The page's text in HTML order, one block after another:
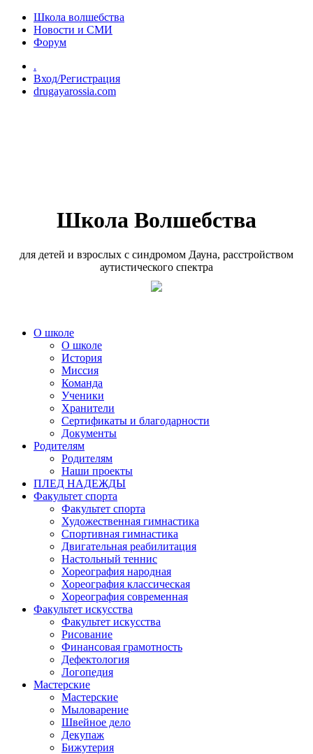
Перейти к основному содержанию
Школа волшебства
Новости и СМИ
Форум
.
Вход/Регистрация
drugayarossia.com
Школа Волшебства
для детей и взрослых с синдромом Дауна, расстройством
аутистического спектра
О школе
О школе
История
Миссия
Команда
Ученики
Хранители
Сертификаты и благодарности
Документы
Родителям
Родителям
Наши проекты
ПЛЕД НАДЕЖДЫ
Факультет спорта
Факультет спорта
Художественная гимнастика
Спортивная гимнастика
Двигательная реабилитация
Настольный теннис
Хореография народная
Хореография классическая
Хореография современная
Факультет искусства
Факультет искусства
Рисование
Финансовая грамотность
Дефектология
Логопедия
Мастерские
Мастерские
Мыловарение
Швейное дело
Декупаж
Бижутерия